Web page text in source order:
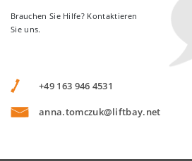
Brauchen Sie Hilfe? Kontaktieren
Sie uns.
+49 163 946 4531
anna.tomczuk@liftbay.net